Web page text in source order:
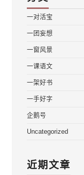
一对活宝
一团妄想
一窗风景
一课语文
一架好书
一手好字
企鹅号
Uncategorized
近期文章